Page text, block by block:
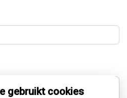
gebruikt cookies